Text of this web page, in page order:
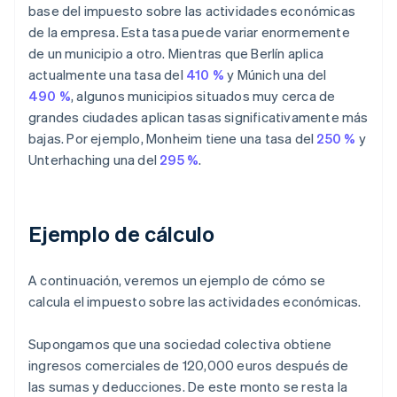
base del impuesto sobre las actividades económicas
de la empresa. Esta tasa puede variar enormemente
de un municipio a otro. Mientras que Berlín aplica
actualmente una tasa del 410 % y Múnich una del
490 %, algunos municipios situados muy cerca de
grandes ciudades aplican tasas significativamente más
bajas. Por ejemplo, Monheim tiene una tasa del 250 % y
Unterhaching una del 295 %.
Ejemplo de cálculo
A continuación, veremos un ejemplo de cómo se
calcula el impuesto sobre las actividades económicas.
Supongamos que una sociedad colectiva obtiene
ingresos comerciales de 120,000 euros después de
las sumas y deducciones. De este monto se resta la